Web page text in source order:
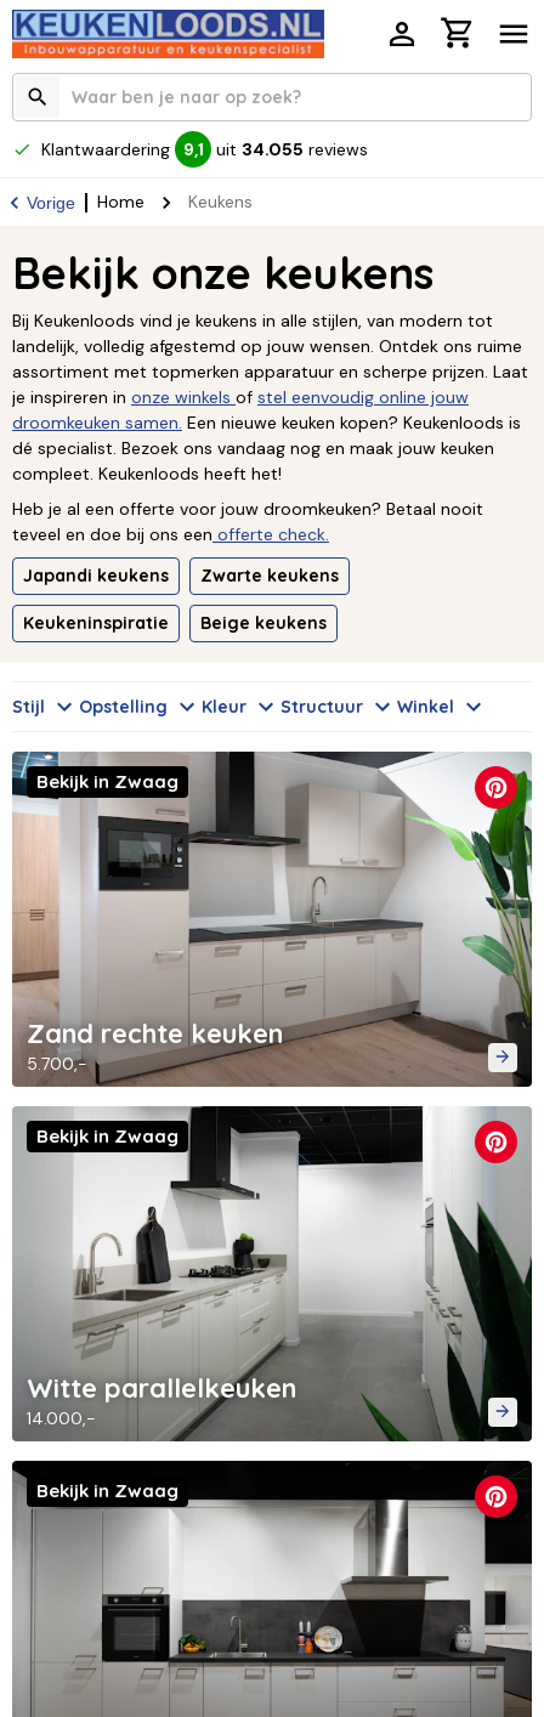
Klantwaardering 9,1 uit 34.055 reviews
Vorige Home Keukens
Bekijk onze keukens
Bij Keukenloods vind je keukens in alle stijlen, van modern tot
landelijk, volledig afgestemd op jouw wensen. Ontdek ons ruime
assortiment met topmerken apparatuur en scherpe prijzen. Laat
je inspireren in onze winkels of stel eenvoudig online jouw
droomkeuken samen. Een nieuwe keuken kopen? Keukenloods is
dé specialist. Bezoek ons vandaag nog en maak jouw keuken
compleet. Keukenloods heeft het!
Heb je al een offerte voor jouw droomkeuken? Betaal nooit
teveel en doe bij ons een offerte check.
Japandi keukens
Zwarte keukens
Keukeninspiratie Beige keukens
Stijl Opstelling Kleur Structuur Winkel
Zand rechte keuken
5.700,-
Bekijk in Zwaag
Witte parallelkeuken
14.000,-
Bekijk in Zwaag
Bekijk in Zwaag